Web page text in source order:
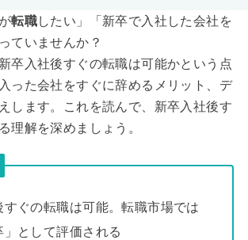
転職したい」「新卒で入社した会社を
ていませんか？
卒入社後すぐの転職は可能かという点
った会社をすぐに辞めるメリット、デ
します。これを読んで、新卒入社後す
理解を深めましょう。
すぐの転職は可能。転職市場では
」として評価される